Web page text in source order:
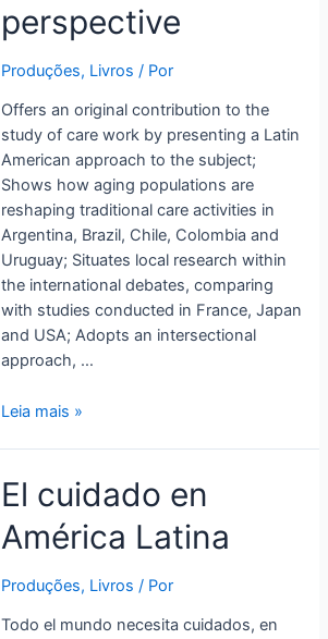
perspective
Produções, Livros / Por
Offers an original contribution to the
study of care work by presenting a Latin
American approach to the subject;
Shows how aging populations are
reshaping traditional care activities in
Argentina, Brazil, Chile, Colombia and
Uruguay; Situates local research within
the international debates, comparing
with studies conducted in France, Japan
and USA; Adopts an intersectional
approach, …
American
perspective
Leia mais »
El cuidado en
América Latina
Produções, Livros / Por
Todo el mundo necesita cuidados, en
El
cuidado
en
Latina